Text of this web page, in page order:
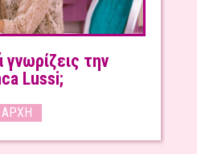
την
Lussi;
ΑΡΧΉ